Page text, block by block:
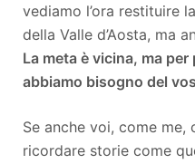
vediamo l’ora restituire
della Valle d’Aosta, ma
La meta è vicina, ma
abbiamo bisogno del
Se anche voi, come me,
ricordare storie come